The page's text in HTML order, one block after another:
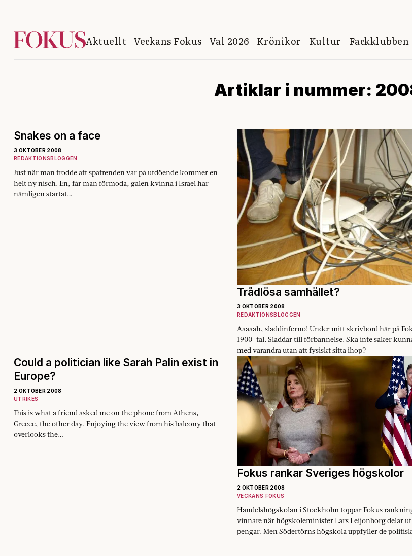
Aktuellt Veckans Fokus Val 2026 Krönikor Kultur Fackklubben
Artiklar i nummer:
Snakes on a face
3 OKTOBER 2008
REDAKTIONSBLOGGEN
Just när man trodde att spatrenden var på utdöende kommer en
helt ny nisch. En, får man förmoda, galen kvinna i Israel har
nämligen startat…
Trådlösa samhället?
3 OKTOBER 2008
REDAKTIONSBLOGGEN
Aaaaah, sladdinferno! Under mitt skrivbord här på
1900-tal. Sladdar till förbannelse. Ska inte saker
med varandra utan att fysiskt sitta ihop?
Could a politician like Sarah Palin exist in
Europe?
2 OKTOBER 2008
UTRIKES
This is what a friend asked me on the phone from Athens,
Greece, the other day. Enjoying the view from his balcony that
overlooks the…
Fokus rankar Sveriges högskolor
2 OKTOBER 2008
VECKANS FOKUS
Handelshögskolan i Stockholm toppar Fokus
vinnare när högskoleminister Lars Leijonborg delar
pengar. Men Södertörns högskola uppfyller de